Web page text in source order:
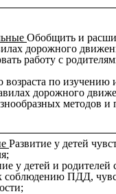
Обобщить и
дорожного
работу с
возраста по изучению
дорожного
методов и
Развитие у детей
у детей и родителей
соблюдению ПДД,